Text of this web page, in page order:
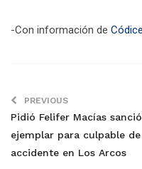
-Con información de
PREVIOUS
Pidió Felifer Macías
ejemplar para culpable de
accidente en Los Arcos